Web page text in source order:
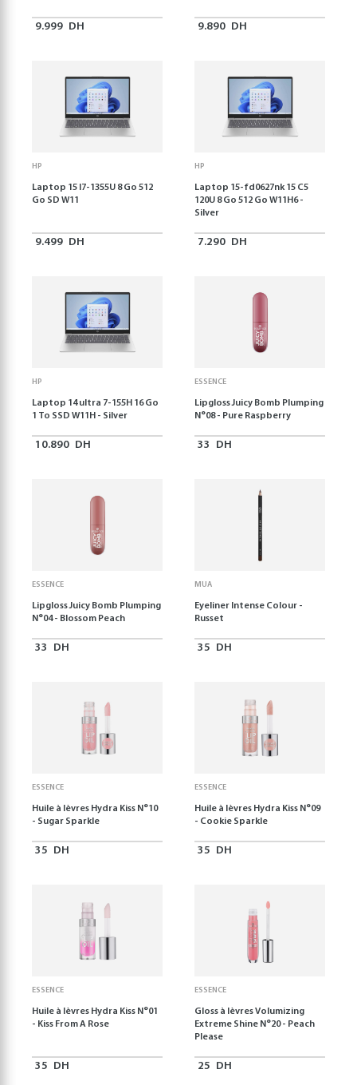
9.999 DH 9.890 DH
HP
Laptop 15 I7-1355U 8 Go 512
Go SD W11
9.499 DH
HP
Laptop 15-fd0627nk 15 C5
120U 8 Go 512 Go W11H6 -
Silver
7.290 DH
HP
Laptop 14 ultra 7-155H 16 Go
1 To SSD W11H - Silver
10.890 DH
ESSENCE
Lipgloss Juicy Bomb Plumping
N°08 - Pure Raspberry
33 DH
ESSENCE
Lipgloss Juicy Bomb Plumping
N°04 - Blossom Peach
33 DH
MUA
Eyeliner Intense Colour -
Russet
35 DH
ESSENCE
Huile à lèvres Hydra Kiss N°10
- Sugar Sparkle
35 DH
ESSENCE
Huile à lèvres Hydra Kiss N°09
- Cookie Sparkle
35 DH
ESSENCE
Huile à lèvres Hydra Kiss N°01
- Kiss From A Rose
35 DH
ESSENCE
Gloss à lèvres Volumizing
Extreme Shine N°20 - Peach
Please
25 DH